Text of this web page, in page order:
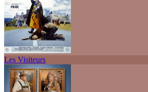
Les Visiteurs